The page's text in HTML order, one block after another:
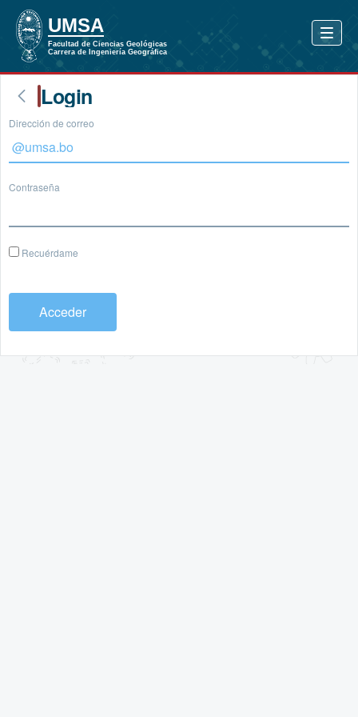
Login
Dirección de correo
Contraseña
Recuérdame
Acceder